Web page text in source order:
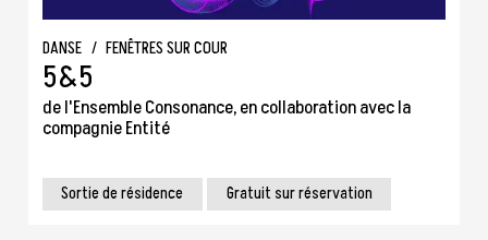
DANSE / FENÊTRES SUR COUR
5&5
de l'Ensemble Consonance, en collaboration avec la
compagnie Entité
Sortie de résidence Gratuit sur réservation